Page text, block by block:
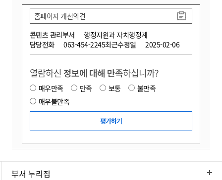
콘텐츠 관리부서
행정지원과 자치행정계
담당전화
063-454-2245최근수정일 2025-02-06
홈페이지 개선의견
열람하신 정보에 대해 만족하십니까?
매우만족 만족 보통
불만족
매우불만족
부서 누리집